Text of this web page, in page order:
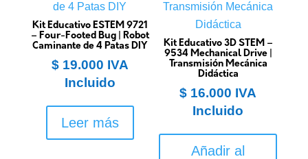
Kit Educativo ESTEM 9721
– Four-Footed Bug | Robot
Caminante de 4 Patas DIY
$19.000 IVA
Incluido
Leer más
Kit Educativo 3D STEM –
9534 Mechanical Drive |
Transmisión Mecánica
Didáctica
$ 16.000 IVA
Incluido
Añadir al